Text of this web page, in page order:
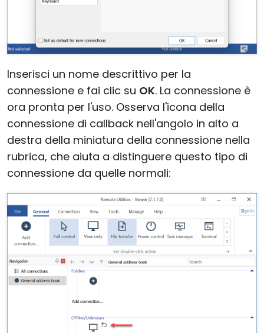
Inserisci un nome descrittivo per la
connessione e fai clic su OK. La connessione è
ora pronta per l'uso. Osserva l'icona della
connessione di callback nell'angolo in alto a
destra della miniatura della connessione nella
rubrica, che aiuta a distinguere questo tipo di
connessione da quelle normali: